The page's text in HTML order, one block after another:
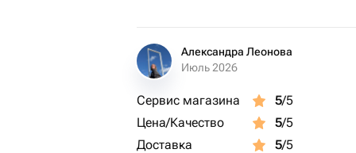
Александра Леонова
Июль 2026
Сервис магазина 5/5
Цена/Качество
5/5
Доставка
5/5